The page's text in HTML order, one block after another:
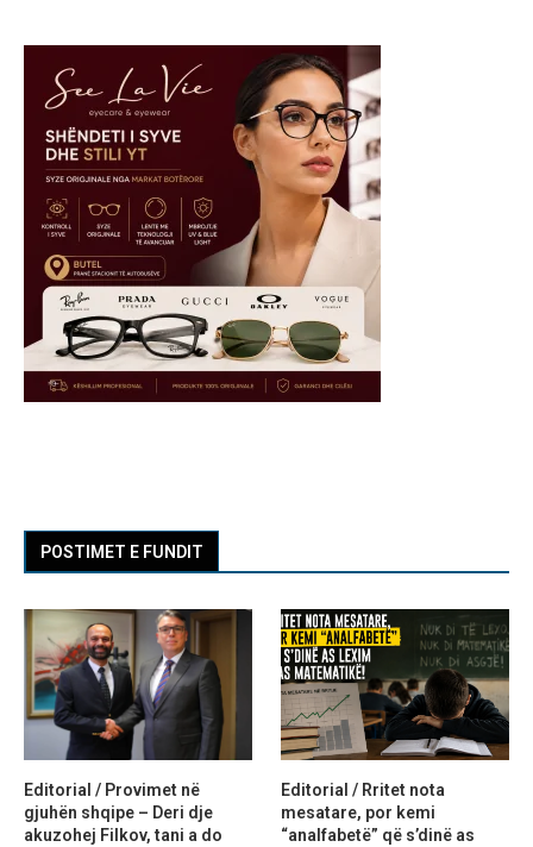
POSTIMET E FUNDIT
Editorial / Provimet në
gjuhën shqipe – Deri dje
akuzohej Filkov, tani a do
Editorial / Rritet nota
mesatare, por kemi
“analfabetë” që s’dinë as